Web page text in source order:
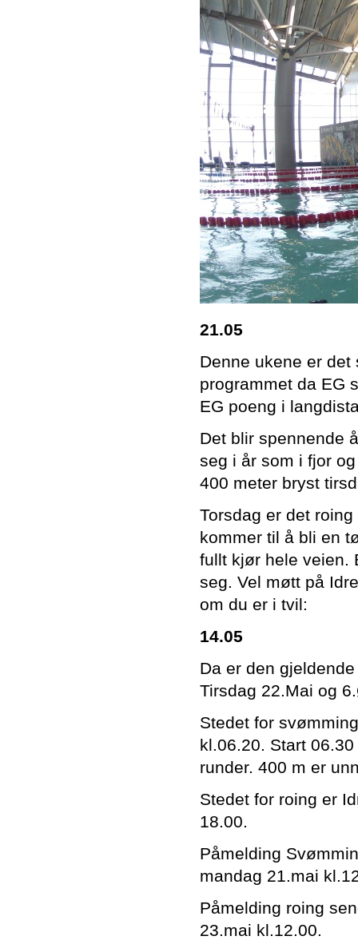
21.05
Denne ukene er
programmet da EG
EG poeng i
Det blir spennende
seg i år som i fjor
400 meter bryst
Torsdag er det
kommer til å bli en
fullt kjør hele veien.
seg. Vel møtt på
om du er i tvil:
14.05
Da er den
Tirsdag 22.Mai og
Stedet for
kl.06.20. Start
runder. 400 m er
Stedet for roing er
18.00.
Påmelding
mandag 21.mai
Påmelding roing
23.mai kl.12.00.